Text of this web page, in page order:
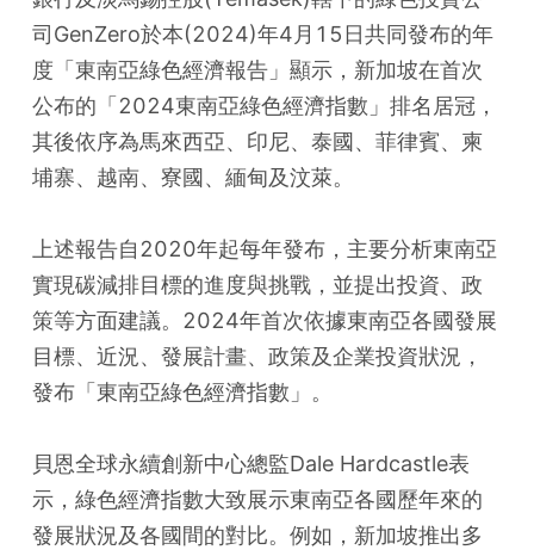
司GenZero於本(2024)年4月15日共同發布的年
度「東南亞綠色經濟報告」顯示，新加坡在首次
公布的「2024東南亞綠色經濟指數」排名居冠，
其後依序為馬來西亞、印尼、泰國、菲律賓、柬
埔寨、越南、寮國、緬甸及汶萊。
上述報告自2020年起每年發布，主要分析東南亞
實現碳減排目標的進度與挑戰，並提出投資、政
策等方面建議。2024年首次依據東南亞各國發展
目標、近況、發展計畫、政策及企業投資狀況，
發布「東南亞綠色經濟指數」。
貝恩全球永續創新中心總監Dale Hardcastle表
示，綠色經濟指數大致展示東南亞各國歷年來的
發展狀況及各國間的對比。例如，新加坡推出多